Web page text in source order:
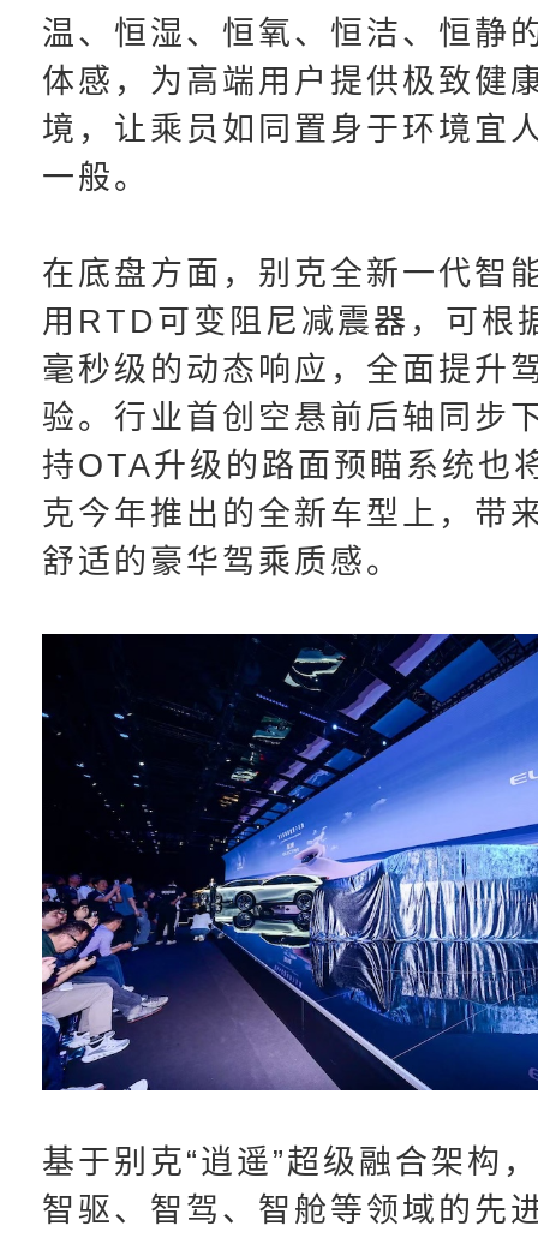
温、恒湿、恒氧、恒洁、恒静
体感，为高端用户提供极致健
境，让乘员如同置身于环境宜
一般。
在底盘方面，别克全新一代智
用RTD可变阻尼减震器，可根
毫秒级的动态响应，全面提升
验。行业首创空悬前后轴同步
持OTA升级的路面预瞄系统也
克今年推出的全新车型上，带
舒适的豪华驾乘质感。
基于别克“逍遥”超级融合架构
智驱、智驾、智舱等领域的先